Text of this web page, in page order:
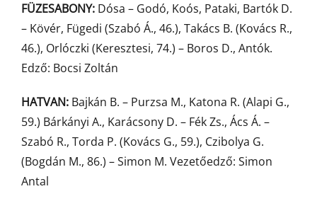
FÜZESABONY: Dósa – Godó, Koós, Pataki, Bartók D.
– Kövér, Fügedi (Szabó Á., 46.), Takács B. (Kovács R.,
46.), Orlóczki (Keresztesi, 74.) – Boros D., Antók.
Edző: Bocsi Zoltán
HATVAN: Bajkán B. – Purzsa M., Katona R. (Alapi G.,
59.) Bárkányi A., Karácsony D. – Fék Zs., Ács Á. –
Szabó R., Torda P. (Kovács G., 59.), Czibolya G.
(Bogdán M., 86.) – Simon M. Vezetőedző: Simon
Antal